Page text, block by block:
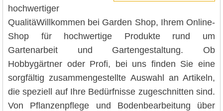
hochwertiger
QualitäWillkommen bei Garden Shop, Ihrem Online-
Shop für hochwertige Produkte rund um
Gartenarbeit und Gartengestaltung. Ob
Hobbygärtner oder Profi, bei uns finden Sie eine
sorgfältig zusammengestellte Auswahl an Artikeln,
die speziell auf Ihre Bedürfnisse zugeschnitten sind.
Von Pflanzenpflege und Bodenbearbeitung über